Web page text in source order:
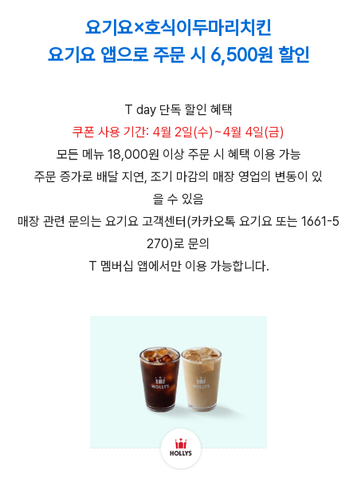
요기요×호식이두마리치킨
요기요 앱으로 주문 시 6,500원 할인
T day 단독 할인 혜택
쿠폰 사용 기간: 4월 2일(수)~4월 4일(금)
모든 메뉴 18,000원 이상 주문 시 혜택 이용 가능
주문 증가로 배달 지연, 조기 마감의 매장 영업의 변동이 있
을 수 있음
매장 관련 문의는 요기요 고객센터(카카오톡 요기요 또는 1661-5
270)로 문의
T 멤버십 앱에서만 이용 가능합니다.